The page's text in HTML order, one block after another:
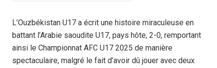
L’Ouzbékistan U17 a écrit une histoire miraculeuse en
battant l’Arabie saoudite U17, pays hôte, 2-0, remportant
ainsi le Championnat AFC U17 2025 de manière
spectaculaire, malgré le fait d’avoir dû jouer avec deux